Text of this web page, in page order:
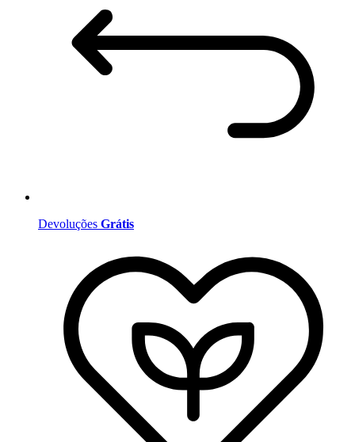
Devoluções Grátis